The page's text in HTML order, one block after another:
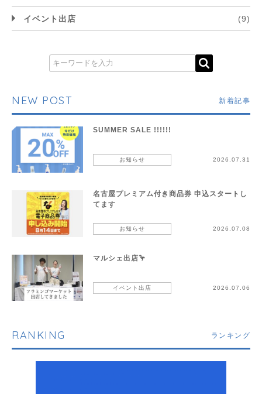
イベント出店 (9)
NEW POST 新着記事
SUMMER SALE !!!!!!
お知らせ 2026.07.31
名古屋プレミアム付き商品券 申込スタートし
てます
お知らせ 2026.07.08
マルシェ出店🦩
イベント出店 2026.07.06
RANKING ランキング